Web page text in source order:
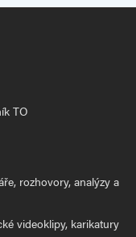
TO
rozhovory, analýzy a
videoklipy, karikatury